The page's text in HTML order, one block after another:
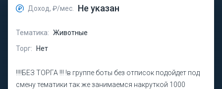
Доход, ₽/мес. Не указан
Тематика: Животные
Торг:
Нет
!!!!БЕЗ ТОРГА !!! !в группе боты без отписок подойдет под
смену тематики так же занимаемся накруткой 1000